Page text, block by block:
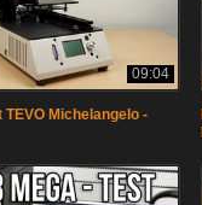
09:04
Michelangelo -